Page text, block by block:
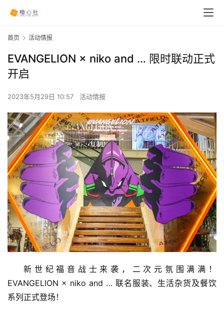
首页 活动情报
EVANGELION × niko and … 限时联动正式
开启
2023年5月29日 10:57 活动情报
新世纪福音战士来袭，二次元氛围满满！
EVANGELION × niko and … 联名服装、生活杂货及餐饮
系列正式登场！